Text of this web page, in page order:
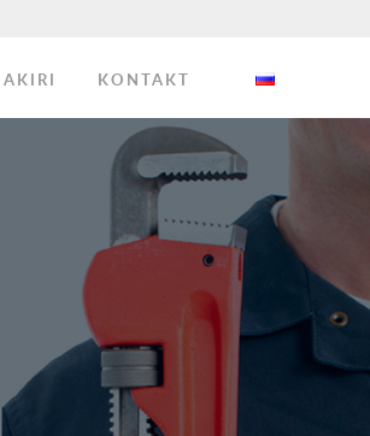
KONTAKT